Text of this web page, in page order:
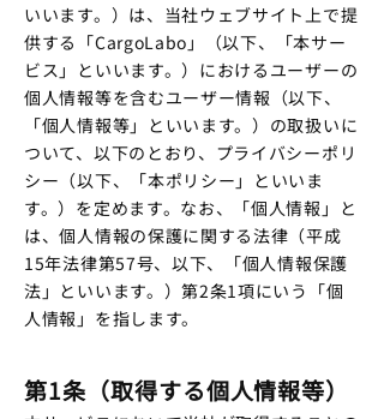
いいます。）は、当社ウェブサイト上で提
供する「CargoLabo」（以下、「本サー
ビス」といいます。）におけるユーザーの
個人情報等を含むユーザー情報（以下、
「個人情報等」といいます。）の取扱いに
ついて、以下のとおり、プライバシーポリ
シー（以下、「本ポリシー」といいま
す。）を定めます。なお、「個人情報」と
は、個人情報の保護に関する法律（平成
15年法律第57号、以下、「個人情報保護
法」といいます。）第2条1項にいう「個
人情報」を指します。
第1条（取得する個人情報等）